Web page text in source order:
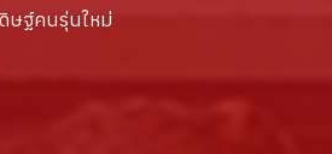
ษฐ์คนรุ่นใหม่